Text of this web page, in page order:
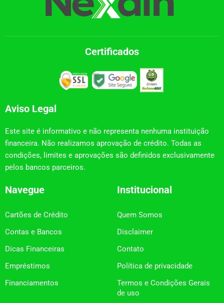
Certificados
Aviso Legal
Este site é informativo e não representa nenhuma instituição
financeira. Não realizamos aprovação de crédito. Todas as
condições, limites e aprovações são definidos exclusivamente
pelos bancos parceiros.
Navegue
Cartões de Crédito
Contas e Bancos
Dicas Financeiras
Empréstimos
Financiamentos
Institucional
Quem Somos
Disclaimer
Contato
Política de privacidade
Termos e Condições Gerais
de uso